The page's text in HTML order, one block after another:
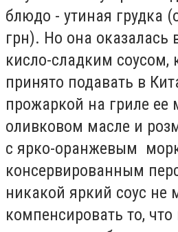
блюдо - утиная грудка
грн). Но она оказалась
кисло-сладким соусом,
принято подавать в
прожаркой на гриле
оливковом масле и
с ярко-оранжевым
консервированным
никакой яркий соус не
компенсировать то,